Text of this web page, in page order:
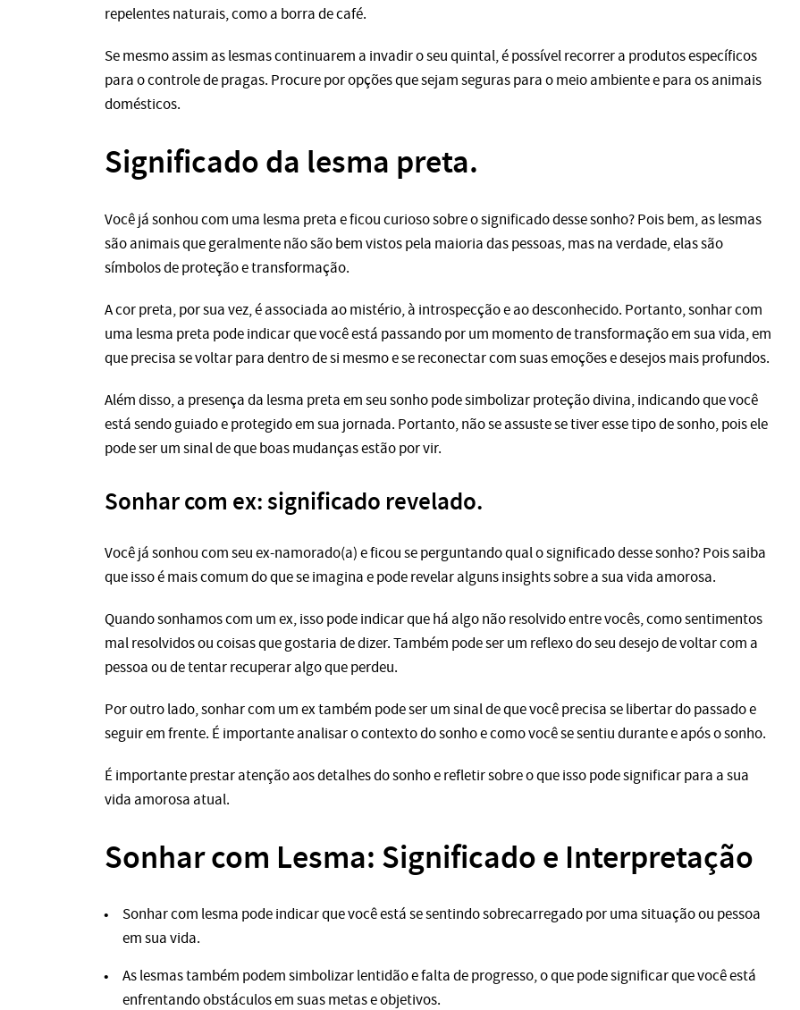
repelentes naturais, como a borra de café.
Se mesmo assim as lesmas continuarem a invadir o seu quintal, é possível recorrer a produtos específicos
para o controle de pragas. Procure por opções que sejam seguras para o meio ambiente e para os animais
domésticos.
Significado da lesma preta.
Você já sonhou com uma lesma preta e ficou curioso sobre o significado desse sonho? Pois bem, as lesmas
são animais que geralmente não são bem vistos pela maioria das pessoas, mas na verdade, elas são
símbolos de proteção e transformação.
A cor preta, por sua vez, é associada ao mistério, à introspecção e ao desconhecido. Portanto, sonhar com
uma lesma preta pode indicar que você está passando por um momento de transformação em sua vida, em
que precisa se voltar para dentro de si mesmo e se reconectar com suas emoções e desejos mais profundos.
Além disso, a presença da lesma preta em seu sonho pode simbolizar proteção divina, indicando que você
está sendo guiado e protegido em sua jornada. Portanto, não se assuste se tiver esse tipo de sonho, pois ele
pode ser um sinal de que boas mudanças estão por vir.
Sonhar com ex: significado revelado.
Você já sonhou com seu ex-namorado(a) e ficou se perguntando qual o significado desse sonho? Pois saiba
que isso é mais comum do que se imagina e pode revelar alguns insights sobre a sua vida amorosa.
Quando sonhamos com um ex, isso pode indicar que há algo não resolvido entre vocês, como sentimentos
mal resolvidos ou coisas que gostaria de dizer. Também pode ser um reflexo do seu desejo de voltar com a
pessoa ou de tentar recuperar algo que perdeu.
Por outro lado, sonhar com um ex também pode ser um sinal de que você precisa se libertar do passado e
seguir em frente. É importante analisar o contexto do sonho e como você se sentiu durante e após o sonho.
É importante prestar atenção aos detalhes do sonho e refletir sobre o que isso pode significar para a sua
vida amorosa atual.
Sonhar com Lesma: Significado e Interpretação
Sonhar com lesma pode indicar que você está se sentindo sobrecarregado por uma situação ou pessoa
em sua vida.
As lesmas também podem simbolizar lentidão e falta de progresso, o que pode significar que você está
enfrentando obstáculos em suas metas e objetivos.